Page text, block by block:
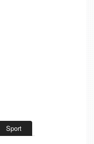
Sport